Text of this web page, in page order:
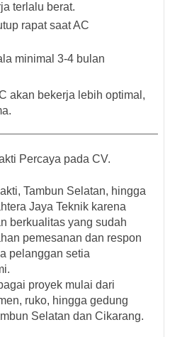
terlalu berat.
rapat saat AC
minimal 3-4 bulan
akan bekerja lebih optimal,
Percaya pada CV.
Tambun Selatan, hingga
Jaya Teknik karena
berkualitas yang sudah
pemesanan dan respon
pelanggan setia
proyek mulai dari
ruko, hingga gedung
Selatan dan Cikarang.